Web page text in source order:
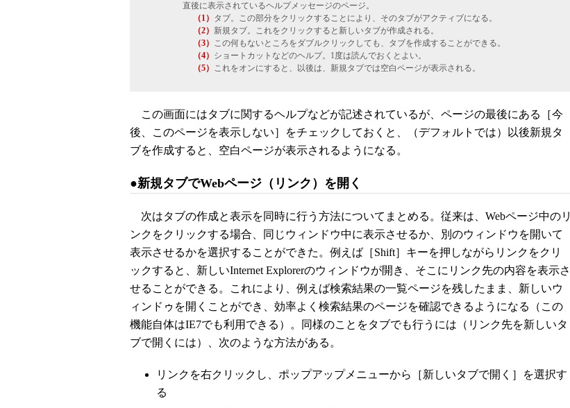
直後に表示されているヘルプメッセージのページ。
（1） タブ。この部分をクリックすることにより、そのタブがアクティブになる。
（2） 新規タブ。これをクリックすると新しいタブが作成される。
（3） この何もないところをダブルクリックしても、タブを作成することができる。
（4） ショートカットなどのヘルプ。1度は読んでおくとよい。
（5） これをオンにすると、以後は、新規タブでは空白ページが表示される。
この画面にはタブに関するヘルプなどが記述されているが、ページの最後にある［今
後、このページを表示しない］をチェックしておくと、（デフォルトでは）以後新規タ
ブを作成すると、空白ページが表示されるようになる。
●新規タブでWebページ（リンク）を開く
次はタブの作成と表示を同時に行う方法についてまとめる。従来は、Webページ中のリ
ンクをクリックする場合、同じウィンドウ中に表示させるか、別のウィンドウを開いて
表示させるかを選択することができた。例えば［Shift］キーを押しながらリンクをクリ
ックすると、新しいInternet Explorerのウィンドウが開き、そこにリンク先の内容を表示さ
せることができる。これにより、例えば検索結果の一覧ページを残したまま、新しいウ
ィンドゥを開くことができ、効率よく検索結果のページを確認できるようになる（この
機能自体はIE7でも利用できる）。同様のことをタブでも行うには（リンク先を新しいタ
ブで開くには）、次のような方法がある。
リンクを右クリックし、ポップアップメニューから［新しいタブで開く］を選択す
る